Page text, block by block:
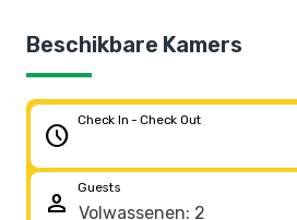
Beschikbare Kamers
schedule
Check In - Check Out
person
Guests